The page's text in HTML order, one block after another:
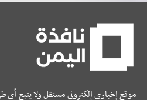
موقع إخباري إلكتروني مستقل ولا يتبع